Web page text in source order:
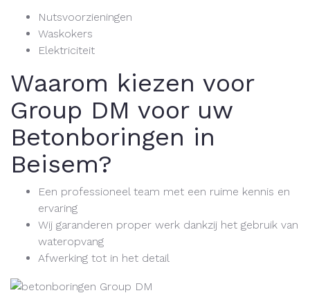
Nutsvoorzieningen
Waskokers
Elektriciteit
Waarom kiezen voor
Group DM voor uw
Betonboringen in
Beisem?
Een professioneel team met een ruime kennis en
ervaring
Wij garanderen proper werk dankzij het gebruik van
wateropvang
Afwerking tot in het detail